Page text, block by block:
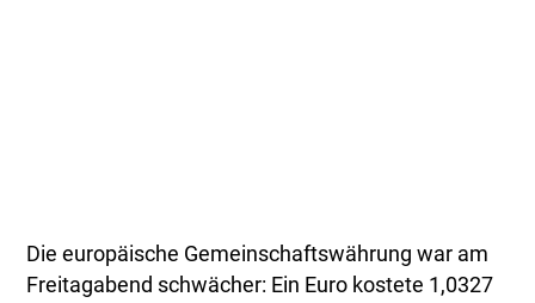
Die europäische Gemeinschaftswährung war am
Freitagabend schwächer: Ein Euro kostete 1,0327